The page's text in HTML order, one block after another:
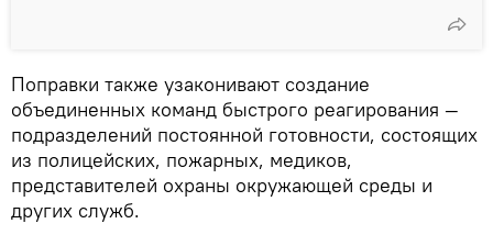
Поправки также узаконивают создание
объединенных команд быстрого реагирования —
подразделений постоянной готовности, состоящих
из полицейских, пожарных, медиков,
представителей охраны окружающей среды и
других служб.